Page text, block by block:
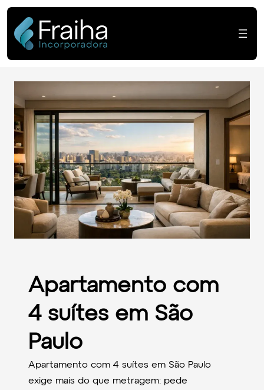
Apartamento
Apartamento com
4 suítes em São
Paulo
Apartamento com 4 suítes em São Paulo
exige mais do que metragem: pede